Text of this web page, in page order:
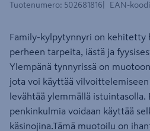
Tuotenumero: 502681816 EAN-koodi
Family-kylpytynnyri on kehitetty
perheen tarpeita, iästä ja
Ylempänä tynnyrissä on
jota voi käyttää vilvoittelemiseen
levähtää ylemmällä
penkinkulmia voidaan käyttää
käsinojina.Tämä muotoilu on